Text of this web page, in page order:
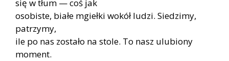
się w tłum — coś jak
osobiste, białe mgiełki wokół ludzi. Siedzimy,
patrzymy,
ile po nas zostało na stole. To nasz ulubiony
moment.